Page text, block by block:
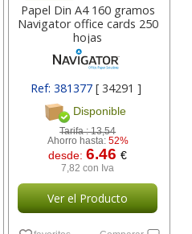
Papel Din A4 160 gramos
Navigator office cards 250
hojas
Ref: 381377 [ 34291 ]
Disponible
Tarifa :13,54
Ahorro hasta: 52%
desde:6.46€
7,82 con Iva
Ver el Producto